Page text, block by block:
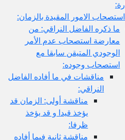
ما ذكره الفاضل النراقي: من
معارضة استصحاب عدم الأمر
الوجودي المتيقن سابقا مع
استصحاب وجوده:
مناقشات في ما أفاده الفاضل
النراقي:
مناقشة أولى: الزمان قد
يؤخذ قيدا و قد يؤخذ
ظرفا:
مناقشة ثانية فيما أفاده